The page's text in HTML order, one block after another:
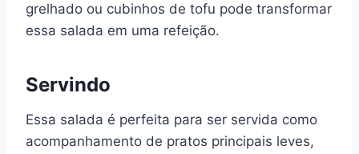
grelhado ou cubinhos de tofu pode transformar
essa salada em uma refeição.
Servindo
Essa salada é perfeita para ser servida como
acompanhamento de pratos principais leves,